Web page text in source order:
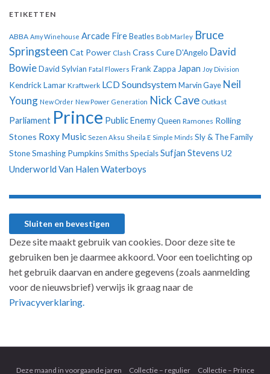
ETIKETTEN
ABBA Amy Winehouse Arcade Fire Beatles Bob Marley Bruce
Springsteen Cat Power Clash Crass CureD'Angelo David
BowieDavid Sylvian Fatal Flowers Frank Zappa Japan Joy Division
Kendrick Lamar Kraftwerk LCD Soundsystem Marvin Gaye Neil
Young New Order New Power Generation Nick Cave Outkast
Parliament Prince Public EnemyQueen Ramones Rolling
Stones Roxy Music Sezen Aksu Sheila E Simple Minds Sly & The Family
StoneSmashing PumpkinsSmithsSpecialsSufjan Stevens U2
Underworld Van Halen Waterboys
Deze site maakt gebruik van cookies. Door deze site te
gebruiken ben je daarmee akkoord. Voor een toelichting op
het gebruik daarvan en andere gegevens (zoals aanmelding
voor de nieuwsbrief) verwijs ik graag naar de
Privacyverklaring.
Deze maand in voorgaande jaren Collectie – regulier Collectie – Prince